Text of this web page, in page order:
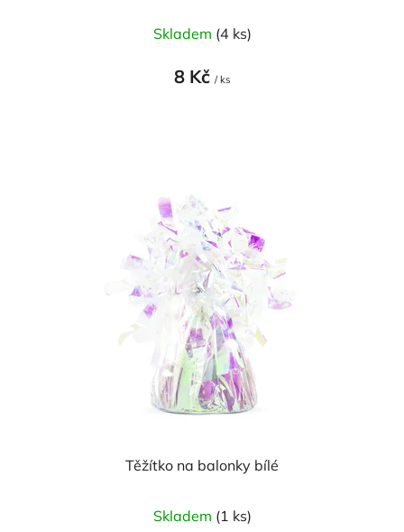
Skladem (4 ks)
8 Kč / ks
Těžítko na balonky bílé
Skladem (1 ks)